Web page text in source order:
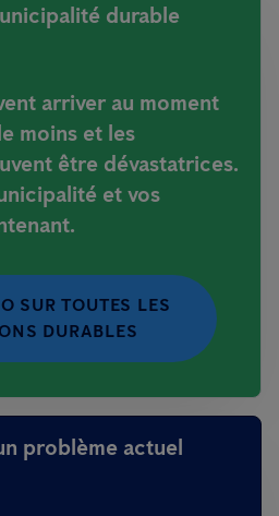
durable
arriver au moment
moins et les
être dévastatrices.
et vos
SUR TOUTES LES
DURABLES
problème actuel